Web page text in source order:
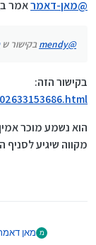
@מאן-דאמראמר ב
@
mendy בקישור ש
בקישור הזה:
מקווה שיגיע לסניף
מ מאן